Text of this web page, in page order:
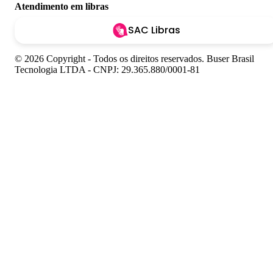
Atendimento em libras
SAC Libras
© 2026 Copyright - Todos os direitos reservados. Buser Brasil
Tecnologia LTDA - CNPJ: 29.365.880/0001-81